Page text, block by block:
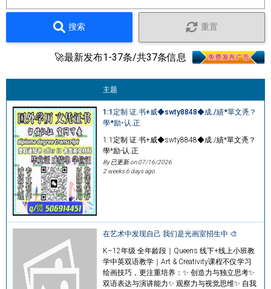
搜索 重置
🚀最新发布1-37条/共37条信息
主题
1:1定制 证.书+威◆swty8848◆成./績*單文凴？
學*励-认.正
1:1定制 证.书+威◆swty8848◆成./績*單文凴？
學*励-认.正
By 已更新 on07/16/2026
2 weeks 6 days ago
在艺术中发现自己 我们是光画室招生中 🎨
K–12年级 全年龄段｜Queens 线下+线上小班教
学中英双语教学｜Art & Creativity课程不仅学习
绘画技巧，更注重培养：✨ 创造力与独立思考✨
双语表达与演讲能力✨ 观察力与视觉思维✨ 自我